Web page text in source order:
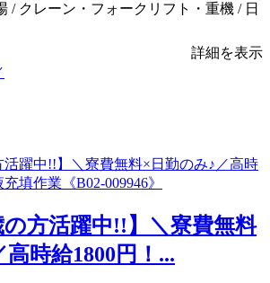
/ クレーン・フォークリフト・重機 / 日
詳細を表示
の方活躍中!!】＼寮費無料
時給1800円！...